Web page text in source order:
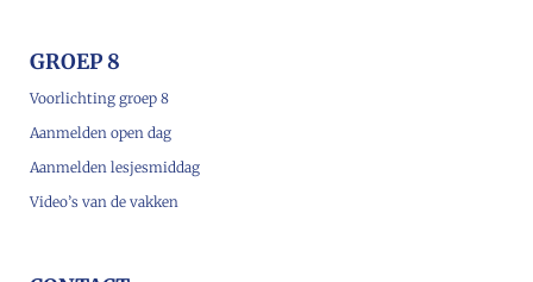
GROEP 8
Voorlichting groep 8
Aanmelden open dag
Aanmelden lesjesmiddag
Video’s van de vakken